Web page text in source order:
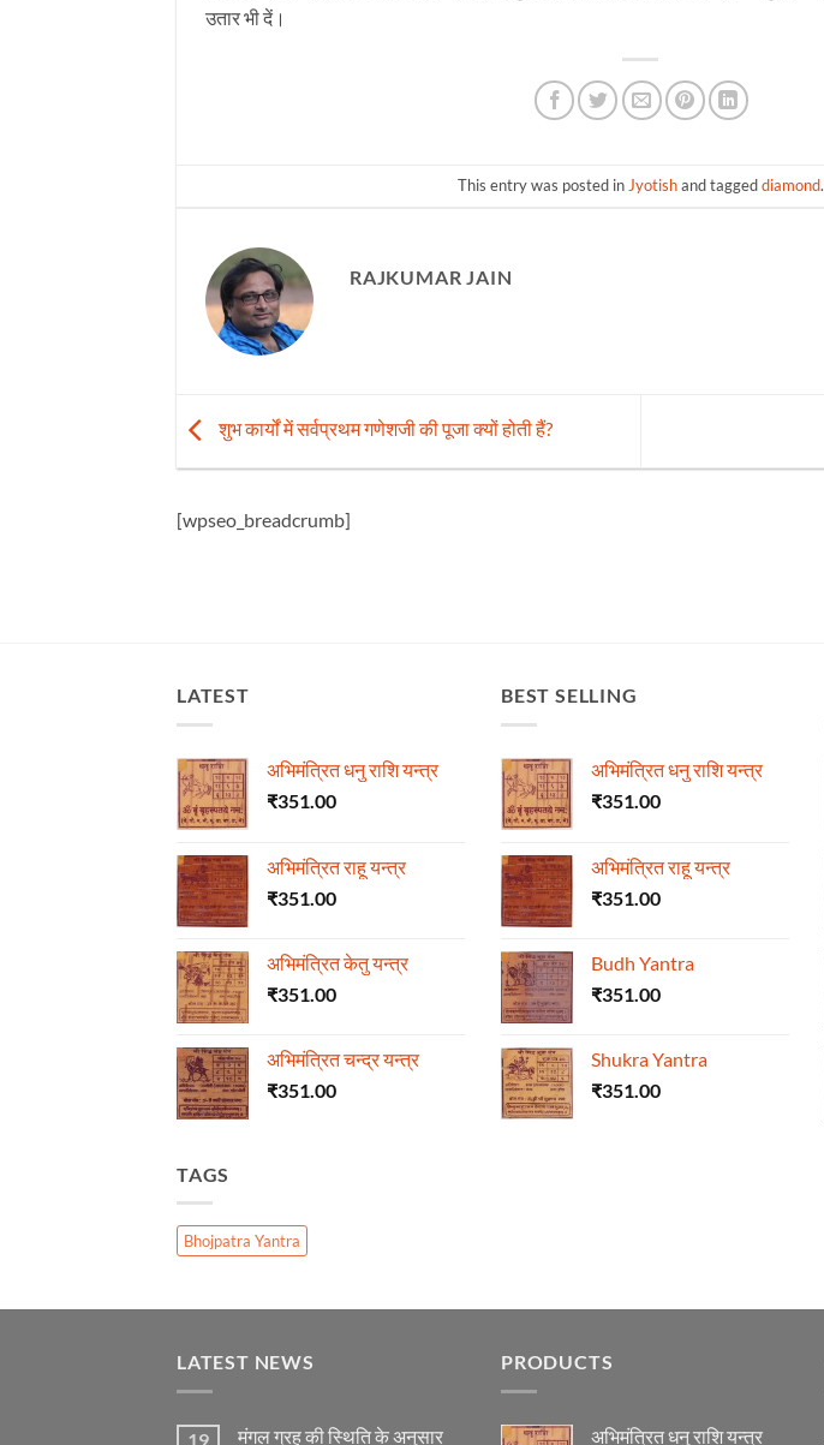
उतार भी दें।
This entry was posted inJyotishand taggeddiamond.
RAJKUMAR JAIN
शुभ कार्यों में सर्वप्रथम गणेशजी की पूजा क्यों होती हैं?
[wpseo_breadcrumb]
LATEST
अभिमंत्रित धनु राशि यन्त्र
₹351.00
अभिमंत्रित राहू यन्त्र
₹351.00
अभिमंत्रित केतु यन्त्र
₹351.00
अभिमंत्रित चन्द्र यन्त्र
₹351.00
BEST SELLING
अभिमंत्रित धनु राशि यन्त्र
₹351.00
अभिमंत्रित राहू यन्त्र
₹351.00
Budh Yantra
₹351.00
Shukra Yantra
₹351.00
TAGS
Bhojpatra Yantra
LATEST NEWS
19 मंगल ग्रह की स्थिति के अनुसार
PRODUCTS
अभिमंत्रित धनु राशि यन्त्र